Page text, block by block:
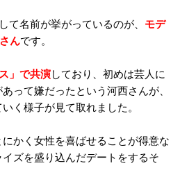
て名前が挙がっているのが、 モデ
んです。
」で共演しており、初めは芸人に
って嫌だったという河西さんが、
く様子が見て取れました。
かく女性を喜ばせることが得意な
ズを盛り込んだデートをするそ